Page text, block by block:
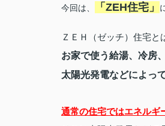
今回は、 「ZEH住宅」
ＺＥＨ（ゼッチ）住宅と
お家で使う給湯、冷房
太陽光発電などによっ
通常の住宅ではエネルギ